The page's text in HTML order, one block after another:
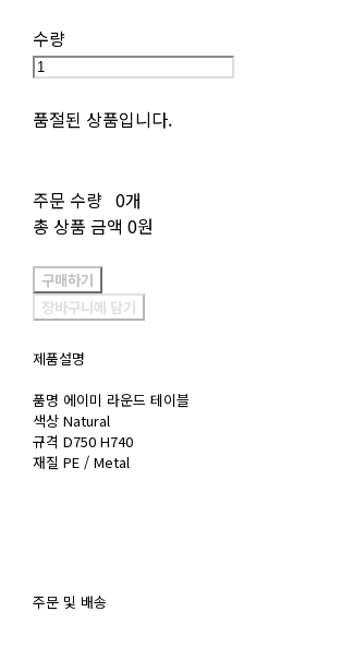
수량
품절된 상품입니다.
주문 수량 0개
총 상품 금액 0원
구매하기
장바구니에 담기
제품설명
품명 에이미 라운드 테이블
색상 Natural
규격 D750 H740
재질 PE / Metal
주문 및 배송